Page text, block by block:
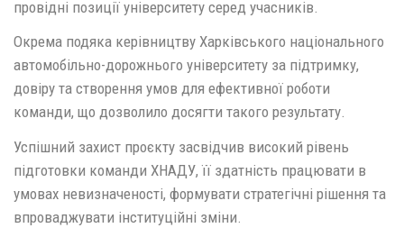
провідні позиції університету серед учасників.
Окрема подяка керівництву Харківського національного
автомобільно-дорожнього університету за підтримку,
довіру та створення умов для ефективної роботи
команди, що дозволило досягти такого результату.
Успішний захист проєкту засвідчив високий рівень
підготовки команди ХНАДУ, її здатність працювати в
умовах невизначеності, формувати стратегічні рішення та
впроваджувати інституційні зміни.